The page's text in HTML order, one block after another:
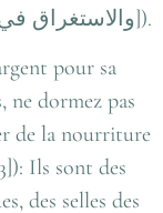
والاستغراق]).
pour sa
ne dormez pas
de la nourriture
Ils sont des
des selles des